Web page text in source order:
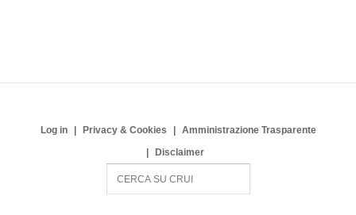
Log in Privacy & Cookies
Amministrazione Trasparente
Disclaimer